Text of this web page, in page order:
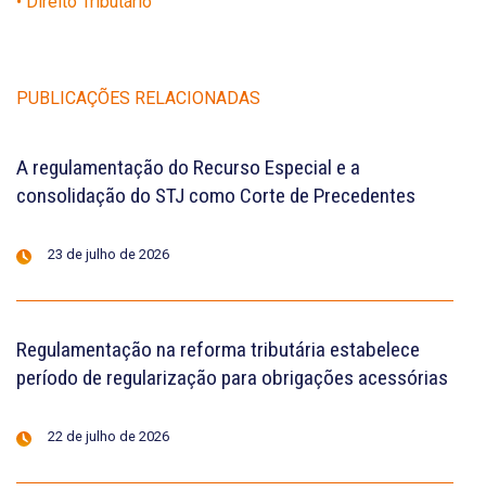
PUBLICAÇÕES RELACIONADAS
A regulamentação do Recurso Especial e a
consolidação do STJ como Corte de Precedentes
23 de julho de 2026
Regulamentação na reforma tributária estabelece
período de regularização para obrigações acessórias
22 de julho de 2026